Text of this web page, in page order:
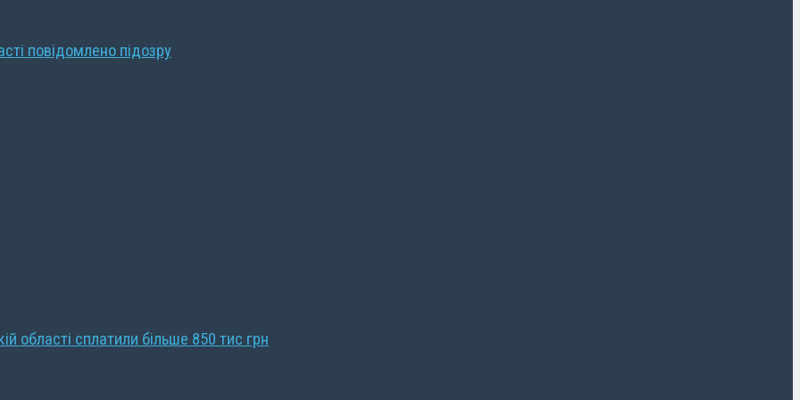
повідомлено підозру
області сплатили більше 850 тис грн